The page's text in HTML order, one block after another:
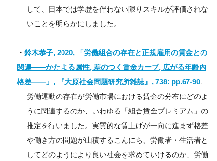
して、日本では学歴を伴わない限りスキルが評価されな
いことを明らかにしました。
・ 鈴木恭子, 2020, 「労働組合の存在と正規雇用の賃金との
関連――かたよる属性, 差のつく賃金カーブ, 広がる年齢内
格差――」, 『大原社会問題研究所雑誌』, 738: pp.67-90.
労働運動の存在が労働市場における賃金の分布にどのよ
うに関連するのか、いわゆる「組合賃金プレミアム」の
推定を行いました。実質的な賃上げが一向に進まず格差
や働き方の問題が山積するこんにち、労働者・生活者と
してどのようにより良い社会を求めていけるのか、労働